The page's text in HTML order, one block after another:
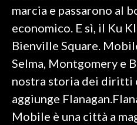
marcia e passarono al
economico. E sì, il Ku
Bienville Square.
Selma, Montgomery e
nostra storia dei diritti
aggiunge
Mobile è una città a